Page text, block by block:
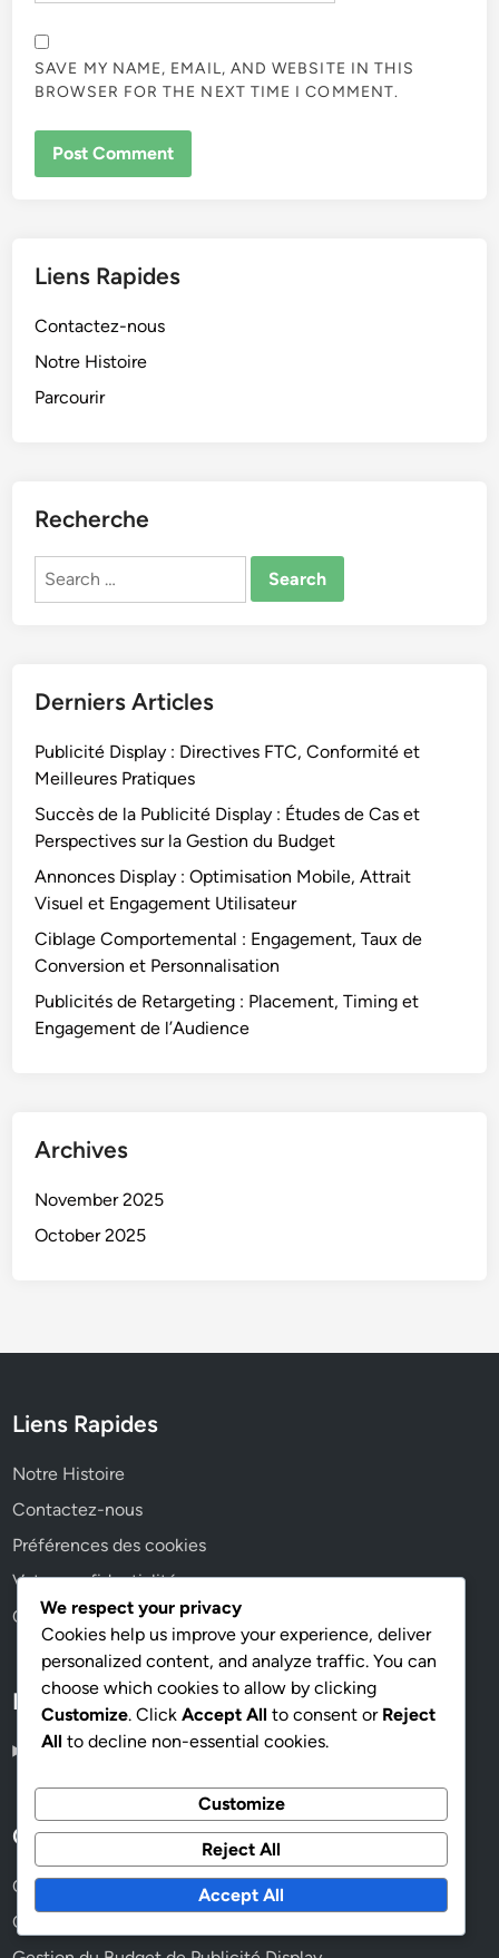
SAVE MY NAME, EMAIL, AND WEBSITE IN THIS
BROWSER FOR THE NEXT TIME I COMMENT.
Liens Rapides
Contactez-nous
Notre Histoire
Parcourir
Recherche
Search
Derniers Articles
Publicité Display : Directives FTC, Conformité et
Meilleures Pratiques
Succès de la Publicité Display : Études de Cas et
Perspectives sur la Gestion du Budget
Annonces Display : Optimisation Mobile, Attrait
Visuel et Engagement Utilisateur
Ciblage Comportemental : Engagement, Taux de
Conversion et Personnalisation
Publicités de Retargeting : Placement, Timing et
Engagement de l’Audience
Archives
November 2025
October 2025
Liens Rapides
Notre Histoire
Contactez-nous
Préférences des cookies
Votre confidentialité
Contrat d’utilisateur
Language
French ▾
Catégories
Conception de publicité créative Display Advertising
Conformité et Règlementations de la Publicité Display
We respect your privacy
Cookies help us improve your experience, deliver
personalized content, and analyze traffic. You can
choose which cookies to allow by clicking
Customize. Click Accept All to consent or Reject
All to decline non-essential cookies.
Customize
Reject All
Accept All